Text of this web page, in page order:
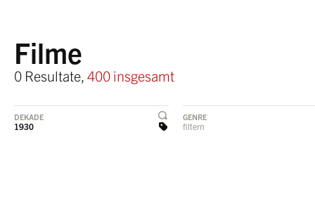
Filme
0 Resultate, 400 insgesamt
DEKADE
1930
GENRE
filtern